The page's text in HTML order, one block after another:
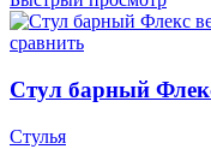
сравнить
Стул барный
Стулья